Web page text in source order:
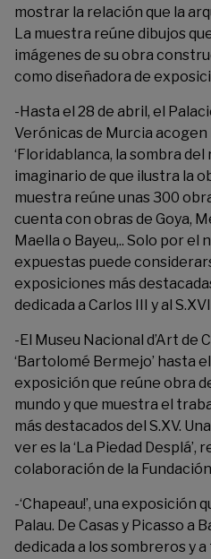
mostrar la relación que la
La muestra reúne dibujos
imágenes de su obra
como diseñadora de
-Hasta el 28 de abril, el
Verónicas de Murcia
‘Floridablanca, la sombra del
imaginario de que ilustra la
muestra reúne unas 300
cuenta con obras de Goya,
Maella o Bayeu,.. Solo por el
expuestas puede
exposiciones más
dedicada a Carlos III y al
-El Museu Nacional d’Art de
‘Bartolomé Bermejo’ hasta
exposición que reúne obra
mundo y que muestra el
más destacados del S.XV.
ver es la ‘La Piedad Desplá’,
colaboración de la
-‘Chapeau!’, una exposición
Palau. De Casas y Picasso a
dedicada a los sombreros y